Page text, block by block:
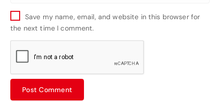
Save my name, email, and website in this browser for
the next time I comment.